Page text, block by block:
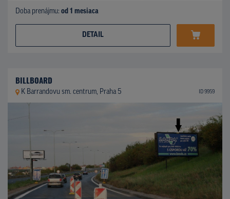
Doba prenájmu: od 1 mesiaca
DETAIL
BILLBOARD
K Barrandovu sm. centrum, Praha 5 ID 9959